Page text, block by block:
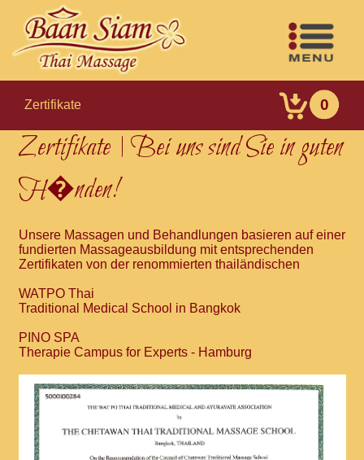
Zertifikate 0
Zertifikate | Bei uns sind Sie in guten
H�nden!
Unsere Massagen und Behandlungen basieren auf einer
fundierten Massageausbildung mit entsprechenden
Zertifikaten von der renommierten thailändischen
WATPO Thai
Traditional Medical School in Bangkok
PINO SPA
Therapie Campus for Experts - Hamburg